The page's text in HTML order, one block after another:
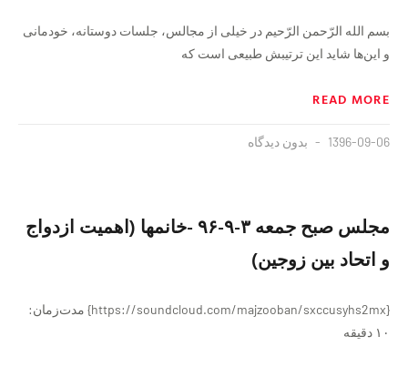
بسم الله الرّحمن الرّحیم در خیلی از مجالس، جلسات دوستانه، خودمانی
و این‌ها شاید این ترتیبش طبیعی‌ است که
READ MORE
1396-09-06 بدون دیدگاه
مجلس صبح جمعه ٣-٩-٩۶ -خانمها (اهمیت ازدواج
و اتحاد بین زوجین)
{https://soundcloud.com/majzooban/sxccusyhs2mx} مدت‌زمان:
۱۰ دقيقه